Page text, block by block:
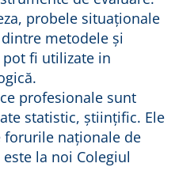
probele situaționale
metodele și
fi utilizate in
profesionale sunt
statistic, științific. Ele
forurile naționale de
la noi Colegiul